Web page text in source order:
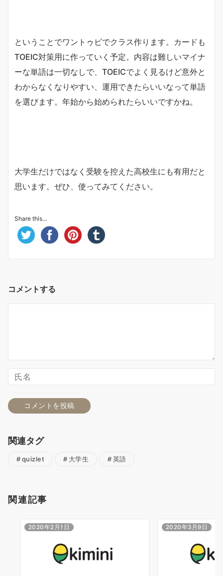
ということでワントゥビでクラス作ります。カードも
TOEIC対策用に作っていく予定。内容は難しいマイナ
ーな単語は一切なしで、TOEICでよく見るけど意外と
わからなくなりやすい、運用できたらいいなって単語
を選びます。年始から始められたらいいですかね。
大学生だけではなく受験を控えた高校生にも有用だと
思います。ぜひ、使ってみてください。
Share this...
コメントする
関連タグ
quizlet 大学生 英語
関連記事
2020年2月1日 2020年3月9日